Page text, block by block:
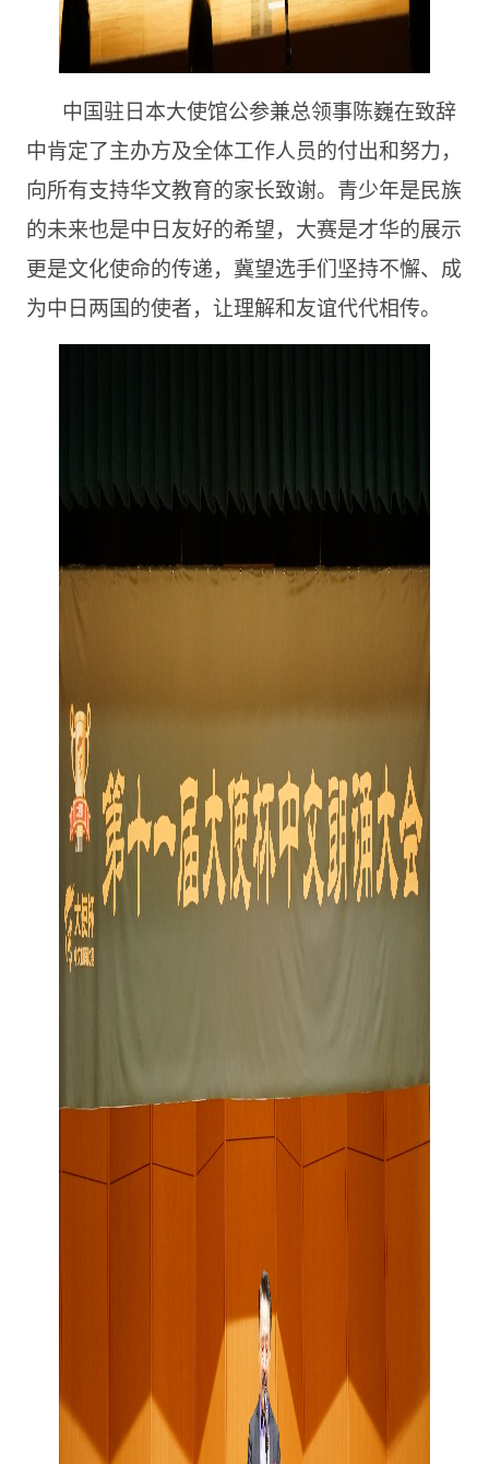
中国驻日本大使馆公参兼总领事陈巍在致辞
中肯定了主办方及全体工作人员的付出和努力，
向所有支持华文教育的家长致谢。青少年是民族
的未来也是中日友好的希望，大赛是才华的展示
更是文化使命的传递，冀望选手们坚持不懈、成
为中日两国的使者，让理解和友谊代代相传。